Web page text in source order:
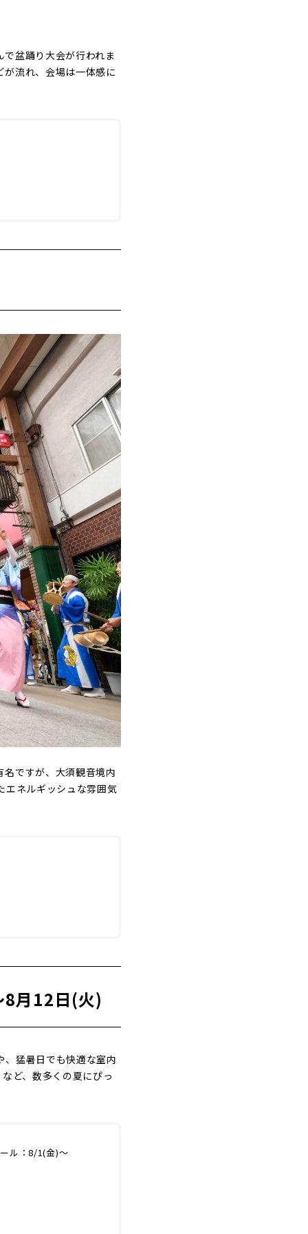
盆踊り大会が行われま
流れ、会場は一体感に
ですが、大須観音境内
エネルギッシュな雰囲気
月12日(火)
猛暑日でも快適な室内
ど、数多くの夏にぴっ
ル：8/1(金)～